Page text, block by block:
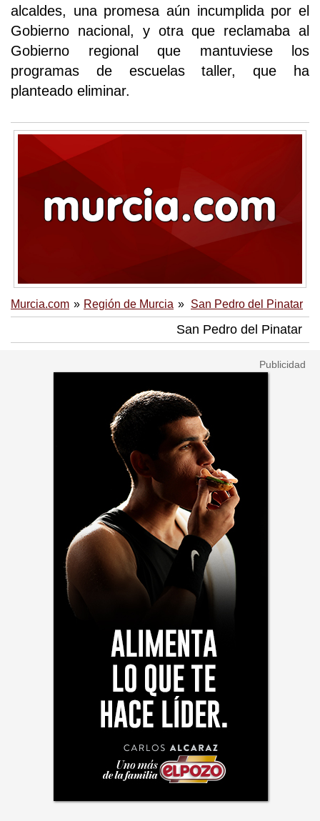
alcaldes, una promesa aún incumplida por el
Gobierno nacional, y otra que reclamaba al
Gobierno regional que mantuviese los
programas de escuelas taller, que ha
planteado eliminar.
Murcia.com Región de Murcia San Pedro del Pinatar
San Pedro del Pinatar